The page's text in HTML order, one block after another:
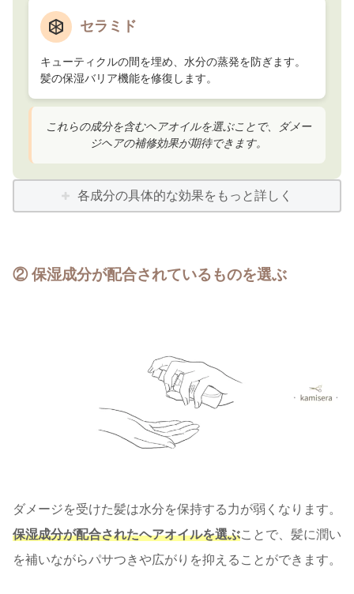
セラミド
キューティクルの間を埋め、水分の蒸発を防ぎます。
髪の保湿バリア機能を修復します。
これらの成分を含むヘアオイルを選ぶことで、ダメー
ジヘアの補修効果が期待できます。
各成分の具体的な効果をもっと詳しく
② 保湿成分が配合されているものを選ぶ
ダメージを受けた髪は水分を保持する力が弱くなります。
保湿成分が配合されたヘアオイルを選ぶことで、髪に潤い
を補いながらパサつきや広がりを抑えることができます。